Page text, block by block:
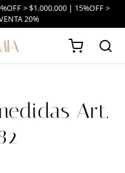
> $1.000.000 | 15%OFF >
20%
Art.